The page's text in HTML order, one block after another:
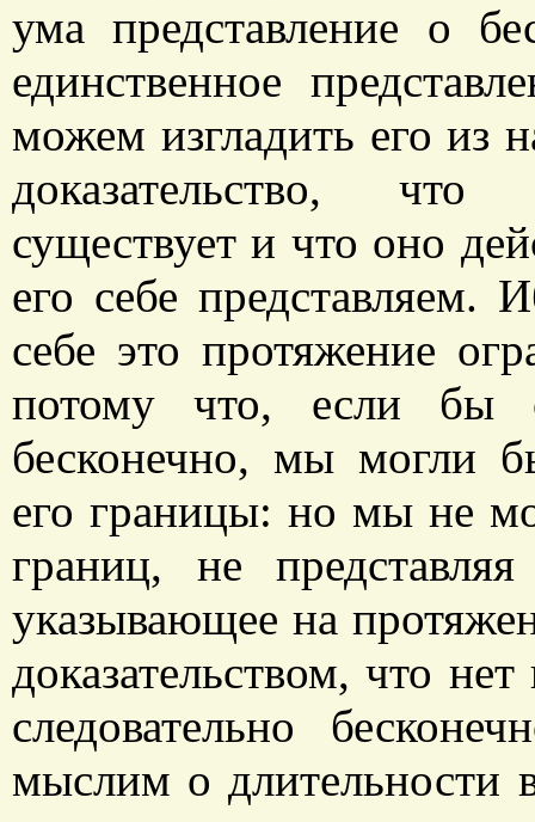
ума представление о
единственное
можем изгладить его из
доказательство, что
существует и что оно
его себе представляем.
себе это протяжение
потому что, если бы
бесконечно, мы могли
его границы: но мы не
границ, не
указывающее на
доказательством, что
следовательно
мыслим о длительности